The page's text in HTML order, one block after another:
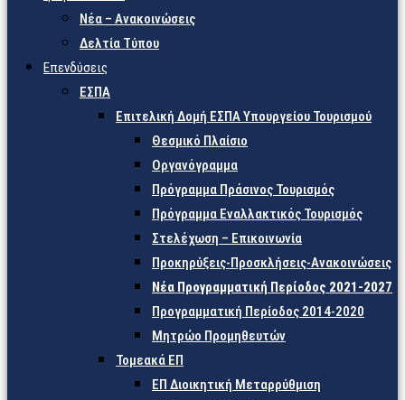
Νέα – Ανακοινώσεις
Δελτία Τύπου
Επενδύσεις
ΕΣΠΑ
Επιτελική Δομή ΕΣΠΑ Υπουργείου Τουρισμού
Θεσμικό Πλαίσιο
Οργανόγραμμα
Πρόγραμμα Πράσινος Τουρισμός
Πρόγραμμα Εναλλακτικός Τουρισμός
Στελέχωση – Επικοινωνία
Προκηρύξεις-Προσκλήσεις-Ανακοινώσεις
Νέα Προγραμματική Περίοδος 2021-2027
Προγραμματική Περίοδος 2014-2020
Μητρώο Προμηθευτών
Τομεακά ΕΠ
ΕΠ Διοικητική Μεταρρύθμιση